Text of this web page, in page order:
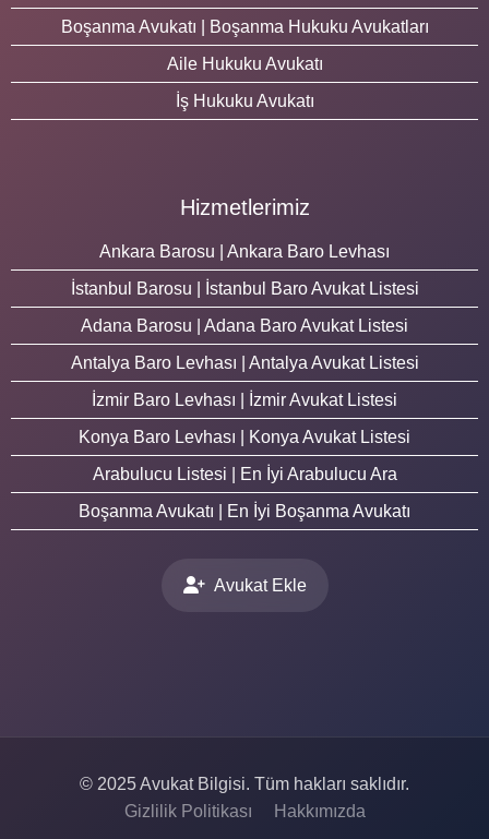
Boşanma Avukatı | Boşanma Hukuku Avukatları
Aile Hukuku Avukatı
İş Hukuku Avukatı
Hizmetlerimiz
Ankara Barosu | Ankara Baro Levhası
İstanbul Barosu | İstanbul Baro Avukat Listesi
Adana Barosu | Adana Baro Avukat Listesi
Antalya Baro Levhası | Antalya Avukat Listesi
İzmir Baro Levhası | İzmir Avukat Listesi
Konya Baro Levhası | Konya Avukat Listesi
Arabulucu Listesi | En İyi Arabulucu Ara
Boşanma Avukatı | En İyi Boşanma Avukatı
Avukat Ekle
© 2025 Avukat Bilgisi. Tüm hakları saklıdır.
Gizlilik Politikası
Hakkımızda